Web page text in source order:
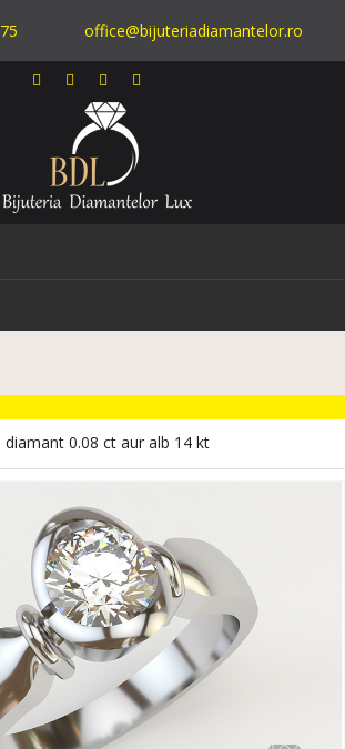
office@bijuteriadiamantelor.ro
diamant 0.08 ct aur alb 14 kt